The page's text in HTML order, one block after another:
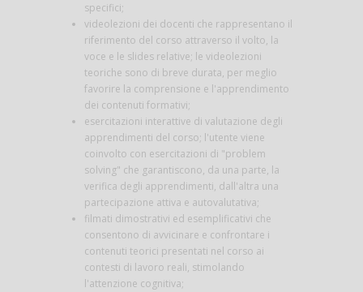
specifici;
videolezioni dei docenti che rappresentano il
riferimento del corso attraverso il volto, la
voce e le slides relative; le videolezioni
teoriche sono di breve durata, per meglio
favorire la comprensione e l'apprendimento
dei contenuti formativi;
esercitazioni interattive di valutazione degli
apprendimenti del corso; l'utente viene
coinvolto con esercitazioni di "problem
solving" che garantiscono, da una parte, la
verifica degli apprendimenti, dall'altra una
partecipazione attiva e autovalutativa;
filmati dimostrativi ed esemplificativi che
consentono di avvicinare e confrontare i
contenuti teorici presentati nel corso ai
contesti di lavoro reali, stimolando
l'attenzione cognitiva;